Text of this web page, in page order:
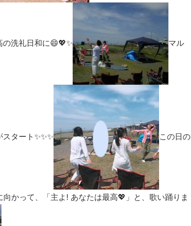
洗礼日和に😄💖✨ マル
タート✨✨✨ この日の
かって、「主よ! あなたは最高💖」と、歌い踊りま